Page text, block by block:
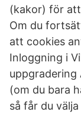
(kakor) för
Om du
att cookies
Inloggning i
uppgradering
(om du bara
så får du